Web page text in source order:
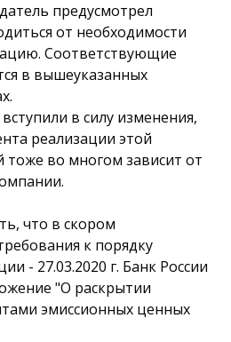
предусмотрел
от необходимости
Соответствующие
в вышеуказанных
в силу изменения,
реализации этой
во многом зависит от
что в скором
к порядку
- 27.03.2020 г. Банк России
"О раскрытии
эмиссионных ценных